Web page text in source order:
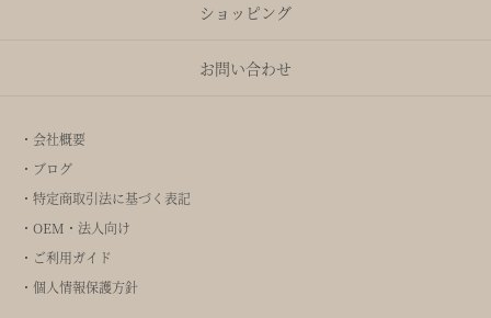
ショッピング
お問い合わせ
・会社概要
・ブログ
・特定商取引法に基づく表記
・OEM・法人向け
・ご利用ガイド
・個人情報保護方針